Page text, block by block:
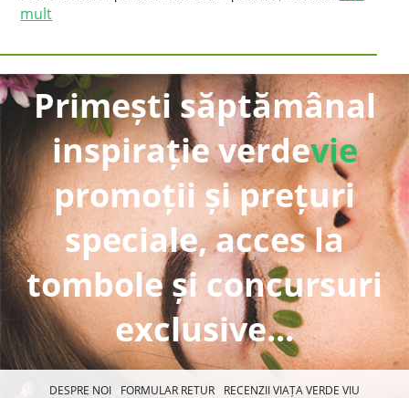
mult
Primești săptămânal
inspirație verdevie
promoții și prețuri
speciale, acces la
tombole și concursuri
exclusive...
DESPRE NOI FORMULAR RETUR
RECENZII VIAȚA VERDE VIU